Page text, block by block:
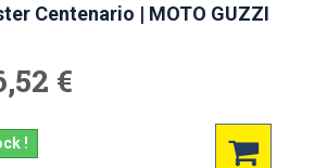
Centenario | MOTO GUZZI
€
!